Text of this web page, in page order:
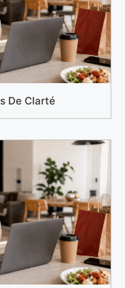
De Clarté